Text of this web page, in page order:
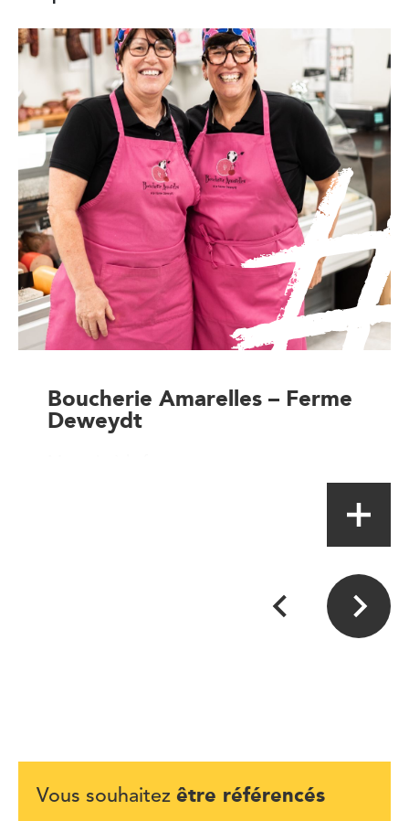
Boucherie Amarelles – Ferme
Deweydt
Vous souhaitez être référencés